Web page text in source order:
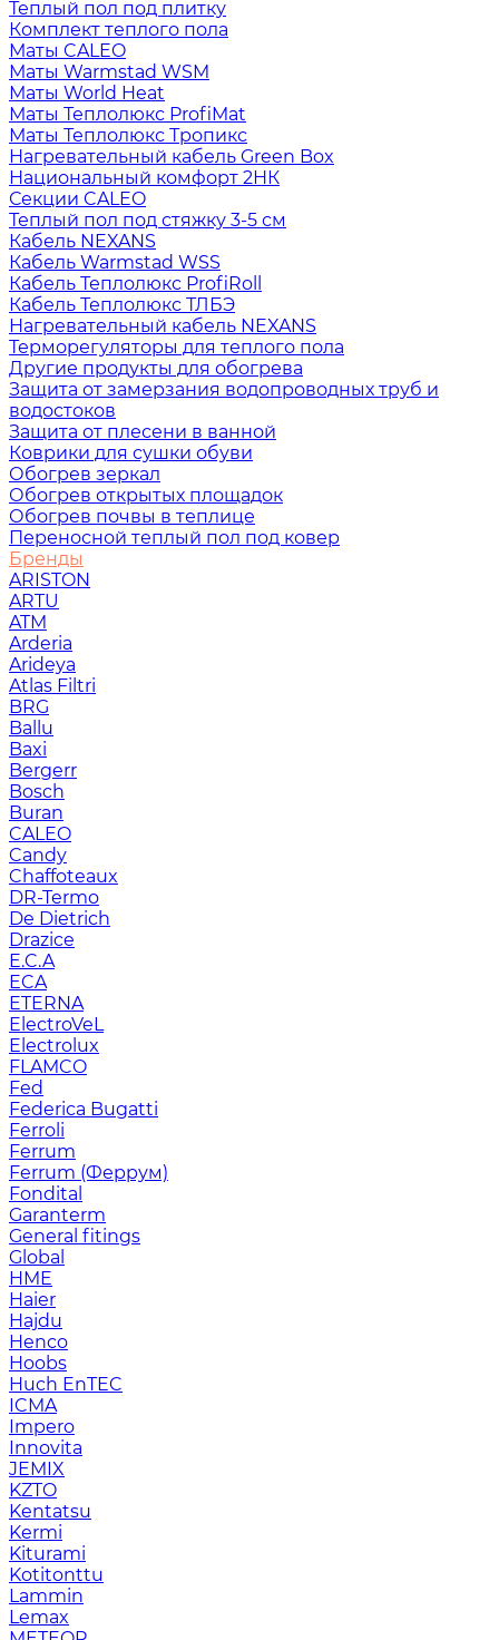
Теплый пол под плитку
Комплект теплого пола
Маты CALEO
Маты Warmstad WSM
Маты World Heat
Маты Теплолюкс ProfiMat
Маты Теплолюкс Тропикс
Нагревательный кабель Green Box
Национальный комфорт 2НК
Секции CALEO
Теплый пол под стяжку 3-5 см
Кабель NEXANS
Кабель Warmstad WSS
Кабель Теплолюкс ProfiRoll
Кабель Теплолюкс ТЛБЭ
Нагревательный кабель NEXANS
Терморегуляторы для теплого пола
Другие продукты для обогрева
Защита от замерзания водопроводных труб и
водостоков
Защита от плесени в ванной
Коврики для сушки обуви
Обогрев зеркал
Обогрев открытых площадок
Обогрев почвы в теплице
Переносной теплый пол под ковер
Бренды
ARISTON
ARTU
ATM
Arderia
Arideya
Atlas Filtri
BRG
Ballu
Baxi
Bergerr
Bosch
Buran
CALEO
Candy
Chaffoteaux
DR-Termo
De Dietrich
Drazice
E.C.A
ECA
ETERNA
ElectroVeL
Electrolux
FLAMCO
Fed
Federica Bugatti
Ferroli
Ferrum
Ferrum (Феррум)
Fondital
Garanterm
General fitings
Global
HME
Haier
Hajdu
Henco
Hoobs
Huch EnTEC
ICMA
Impero
Innovita
JEMIX
KZTO
Kentatsu
Kermi
Kiturami
Kotitonttu
Lammin
Lemax